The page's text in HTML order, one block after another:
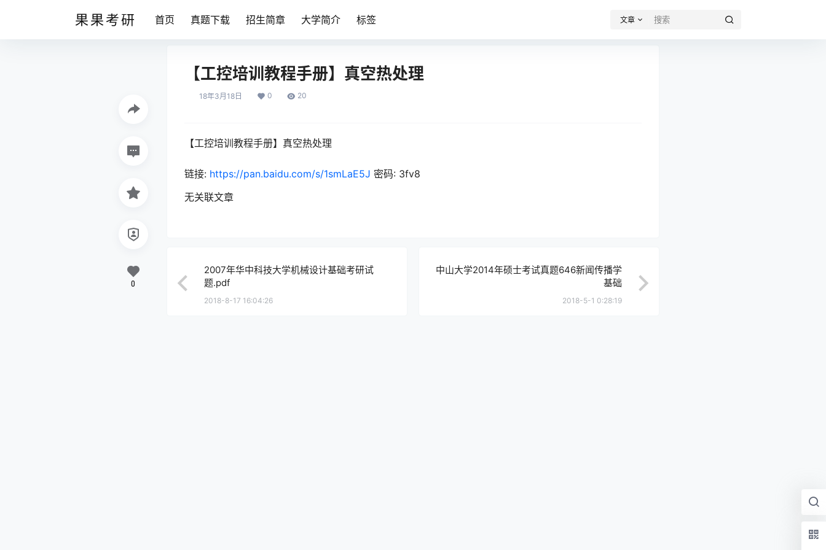
果果考研 首页 真题下载 招生简章 大学简介 标签 文章
【工控培训教程手册】真空热处理
18年3月18日 0 20
【工控培训教程手册】真空热处理
链接: https://pan.baidu.com/s/1smLaE5J 密码: 3fv8
无关联文章
0
2007年华中科技大学机械设计基础考研试
题.pdf
2018-8-17 16:04:26
中山大学2014年硕士考试真题646新闻传播学
基础
2018-5-1 0:28:19